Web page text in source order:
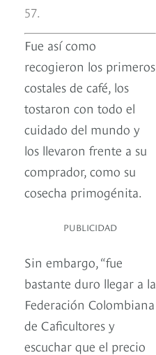
57.
Fue así como
recogieron los primeros
costales de café, los
tostaron con todo el
cuidado del mundo y
los llevaron frente a su
comprador, como su
cosecha primogénita.
PUBLICIDAD
Sin embargo, “fue
bastante duro llegar a la
Federación Colombiana
de Caficultores y
escuchar que el precio